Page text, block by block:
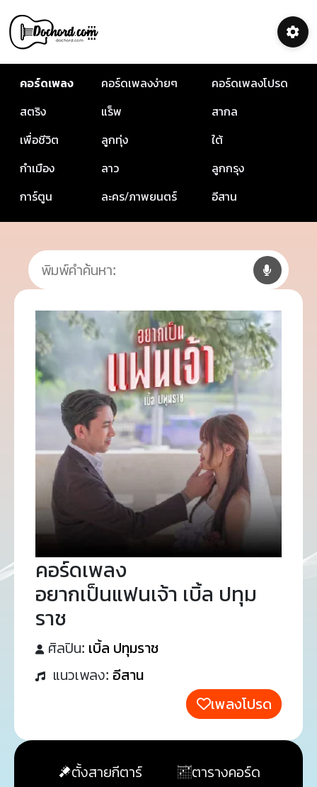
คอร์ดเพลง คอร์ดเพลงง่ายๆ
คอร์ดเพลงโปรด
สตริง
แร็พ
สากล
เพื่อชีวิต
ลูกทุ่ง
ใต้
กำเมือง
ลาว
ลูกกรุง
การ์ตูน
ละคร/ภาพยนตร์ อีสาน
คอร์ดเพลง
อยากเป็นแฟนเจ้า เบิ้ล ปทุม
ราช
ศิลปิน: เบิ้ล ปทุมราช
แนวเพลง: อีสาน
เพลงโปรด
ตั้งสายกีตาร์
ตารางคอร์ด